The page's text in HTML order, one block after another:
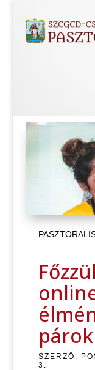
SZERZŐ:
3.